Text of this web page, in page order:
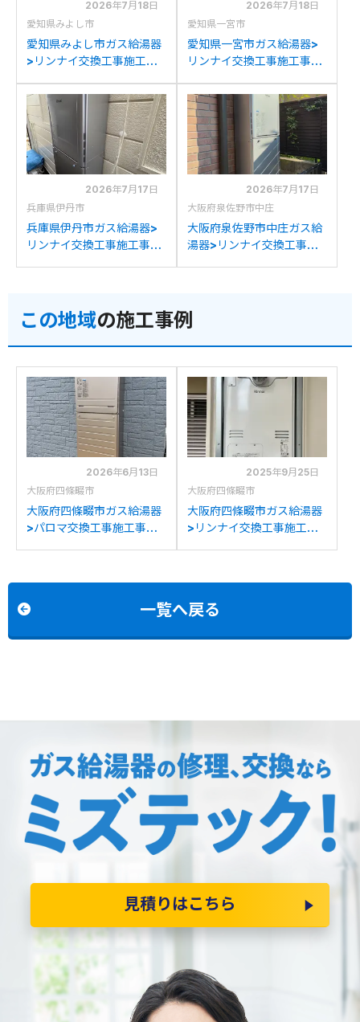
2026年7月18日
愛知県みよし市
愛知県みよし市ガス給湯器
>リンナイ交換工事施工事
V2001SAWからリンナイ
RUF-K2406SAW(A)への
交換
2026年7月18日
愛知県一宮市
愛知県一宮市ガス給湯器>
リンナイ交換工事施工事
2045SAWXからリンナイ
RUF-K2406SAW(A)への
交換
2026年7月17日
兵庫県伊丹市
兵庫県伊丹市ガス給湯器>
リンナイ交換工事施工事
への交換
2026年7月17日
大阪府泉佐野市中庄
大阪府泉佐野市中庄ガス給
湯器>リンナイ交換工事施
交換
この地域の施工事例
2026年6月13日
大阪府四條畷市
大阪府四條畷市ガス給湯器
>パロマ交換工事施工事
2025年9月25日
大阪府四條畷市
大阪府四條畷市ガス給湯器
>リンナイ交換工事施工事
一覧へ戻る
見積りはこちら